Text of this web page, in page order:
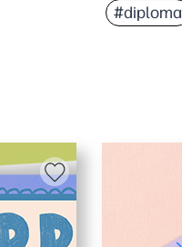
#diploma